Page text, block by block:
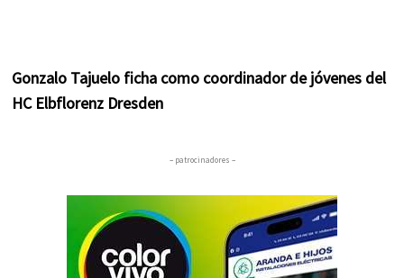
Gonzalo Tajuelo ficha como coordinador de jóvenes del
HC Elbflorenz Dresden
– patrocinadores –